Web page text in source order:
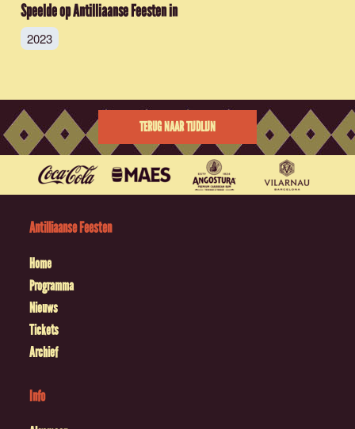
Speelde op Antilliaanse Feesten in
2023
TERUG NAAR TIJDLIJN
Antilliaanse Feesten
Home
Programma
Nieuws
Tickets
Archief
Info